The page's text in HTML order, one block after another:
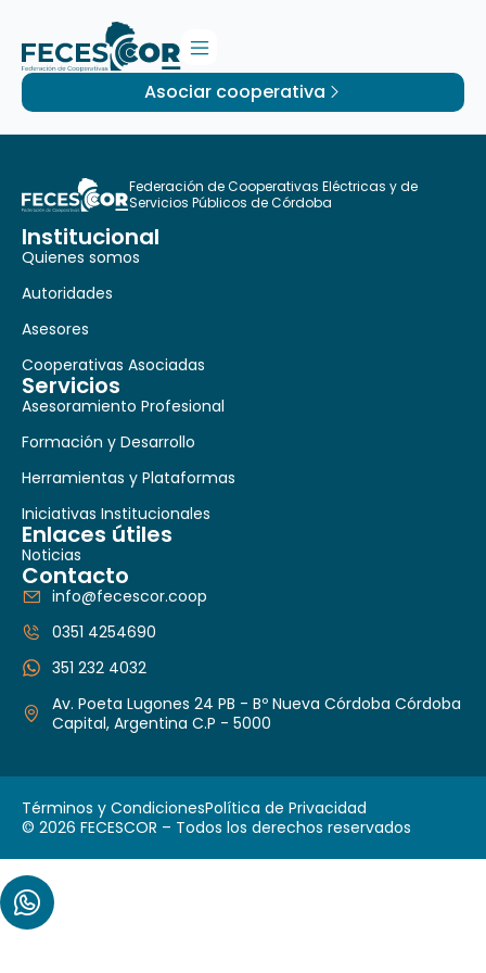
Asociar cooperativa
Federación de Cooperativas Eléctricas y de
Servicios Públicos de Córdoba
Institucional
Quienes somos
Autoridades
Asesores
Cooperativas Asociadas
Servicios
Asesoramiento Profesional
Formación y Desarrollo
Herramientas y Plataformas
Iniciativas Institucionales
Enlaces útiles
Noticias
Contacto
info@fecescor.coop
0351 4254690
351 232 4032
Av. Poeta Lugones 24 PB - Bº Nueva Córdoba Córdoba
Capital, Argentina C.P - 5000
© 2026 FECESCOR – Todos los derechos reservados
Términos y CondicionesPolítica de Privacidad